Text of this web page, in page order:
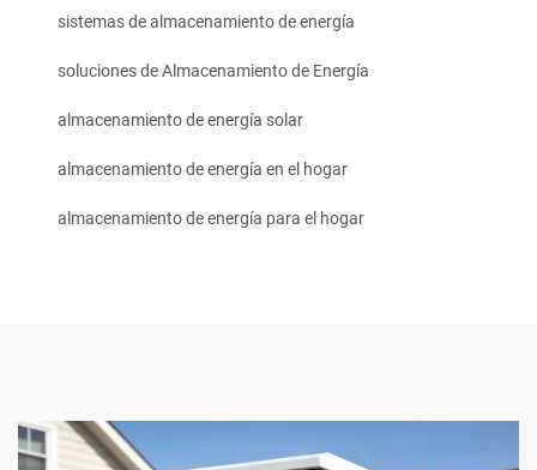
sistemas de almacenamiento de energía
soluciones de Almacenamiento de Energía
almacenamiento de energía solar
almacenamiento de energía en el hogar
almacenamiento de energía para el hogar